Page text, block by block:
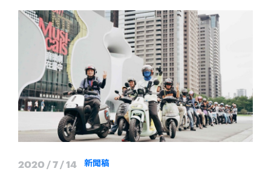
Gogoro 指定車款再享電池資費優惠「最低首年月付
$299 騎到飽」，放大振興三倍券使用效益，等於消費
者僅需花費 $1,000 元即可享有最高 6 倍價值的優惠。
暑假期間想入手電動機車的民眾，可以好好利用手中的
振興三倍券，輕鬆享受 Gogoro 智慧雙輪帶來的騎乘
2020 / 7 / 14 新聞稿